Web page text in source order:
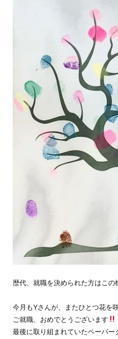
歴代、就職を決められた方はこの
今月もYさんが、またひとつ花を
ご就職、おめでとうございます
最後に取り組まれていたペーパー